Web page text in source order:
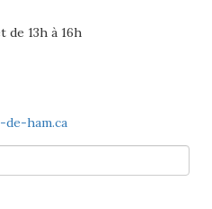
de 13h à 16h
ham.ca